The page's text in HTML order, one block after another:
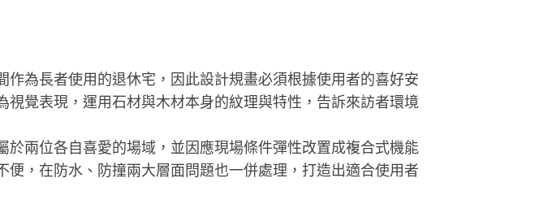
為長者使用的退休宅，因此設計規畫必須根據使用者的喜好安
覺表現，運用石材與木材本身的紋理與特性，告訴來訪者環境
兩位各自喜愛的場域，並因應現場條件彈性改置成複合式機能
，在防水、防撞兩大層面問題也一併處理，打造出適合使用者